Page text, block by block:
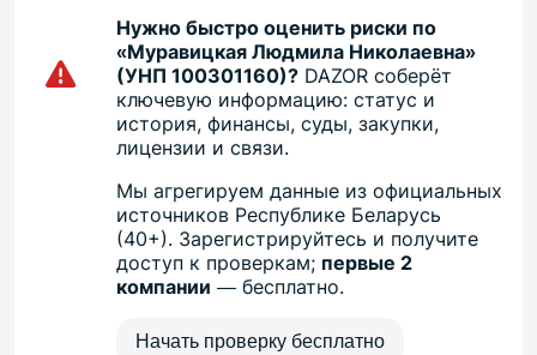
Нужно быстро оценить риски по
«Муравицкая Людмила Николаевна»
(УНП 100301160)? DAZOR соберёт
ключевую информацию: статус и
история, финансы, суды, закупки,
лицензии и связи.
Мы агрегируем данные из официальных
источников Республике Беларусь
(40+). Зарегистрируйтесь и получите
доступ к проверкам; первые 2
компании — бесплатно.
Начать проверку бесплатно